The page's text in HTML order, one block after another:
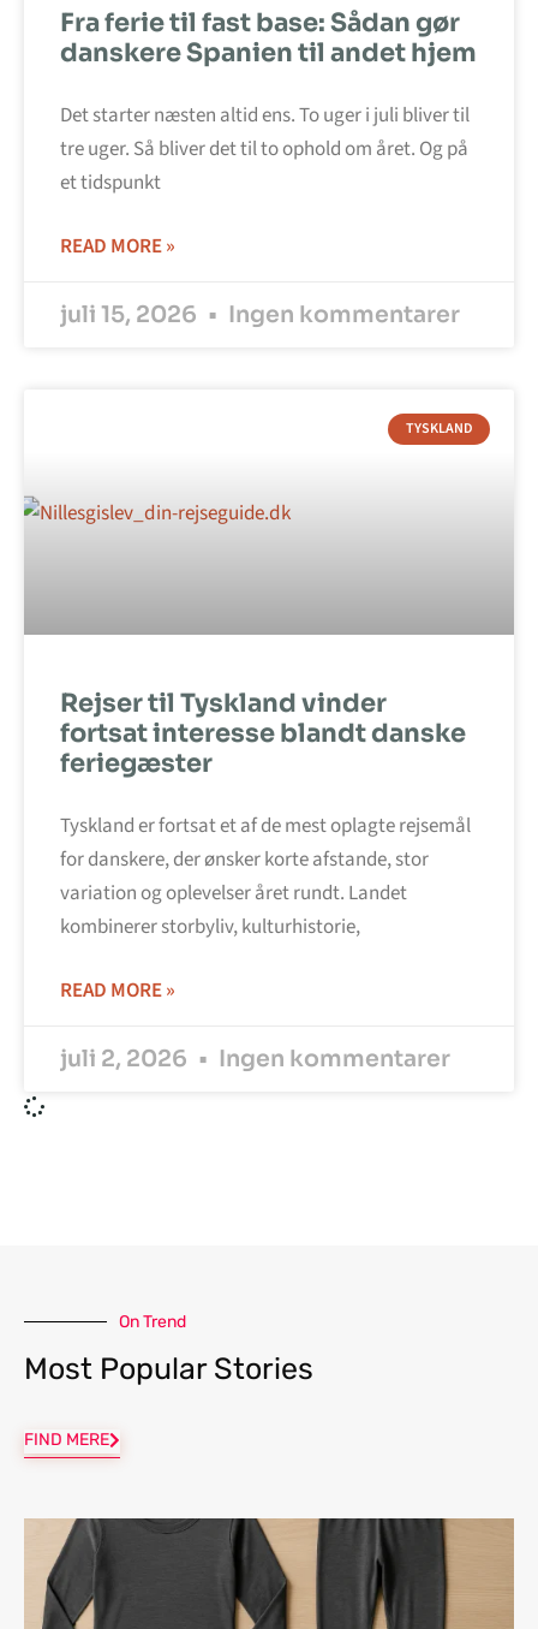
Fra ferie til fast base: Sådan gør
danskere Spanien til andet hjem
Det starter næsten altid ens. To uger i juli bliver til
tre uger. Så bliver det til to ophold om året. Og på
et tidspunkt
READ MORE »
juli 15, 2026 Ingen kommentarer
TYSKLAND
Rejser til Tyskland vinder
fortsat interesse blandt danske
feriegæster
Tyskland er fortsat et af de mest oplagte rejsemål
for danskere, der ønsker korte afstande, stor
variation og oplevelser året rundt. Landet
kombinerer storbyliv, kulturhistorie,
READ MORE »
juli 2, 2026 Ingen kommentarer
On Trend
Most Popular Stories
FIND MERE